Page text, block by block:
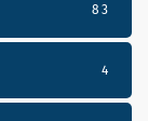
83
4